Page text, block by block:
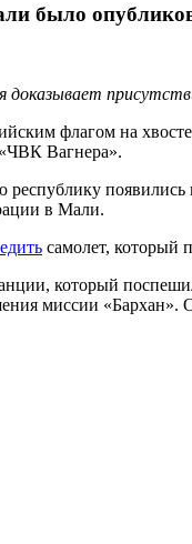
было
флагом на
«ЧВК Вагнера».
появились
в Мали.
самолет, который
который
миссии